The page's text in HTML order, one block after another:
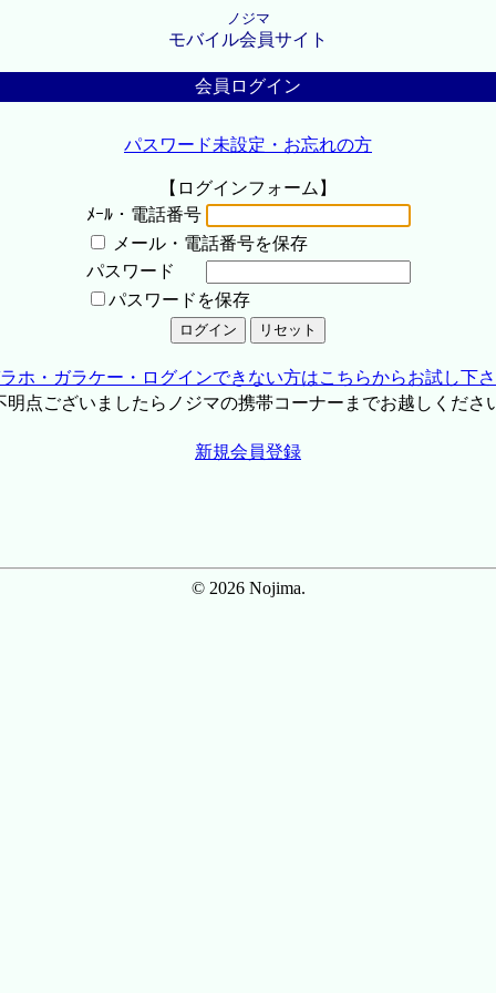
ノジマ
モバイル会員サイト
会員ログイン
パスワード未設定・お忘れの方
【ログインフォーム】
ﾒｰﾙ・電話番号
メール・電話番号を保存
パスワード
パスワードを保存
ホ・ガラケー・ログインできない方はこちらからお試し下
点ございましたらノジマの携帯コーナーまでお越しくださ
新規会員登録
© 2026 Nojima.